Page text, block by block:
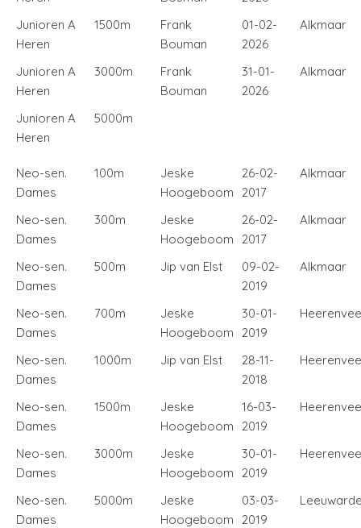
Junioren A
Heren
1500m
Frank
Bouman
01-02-
2026
Alkmaar
Junioren A
Heren
3000m
Frank
Bouman
31-01-
2026
Alkmaar
Junioren A
Heren
5000m
Neo-sen.
Dames
100m
Jeske
Hoogeboom
26-02-
2017
Alkmaar
Neo-sen.
Dames
300m
Jeske
Hoogeboom
26-02-
2017
Alkmaar
Neo-sen.
Dames
500m Jip van Elst
09-02-
2019
Alkmaar
Neo-sen.
Dames
700m
Jeske
Hoogeboom
30-01-
2019
Neo-sen.
Dames
1000m Jip van Elst
28-11-
2018
Neo-sen.
Dames
1500m
Jeske
Hoogeboom
16-03-
2019
Neo-sen.
Dames
3000m
Jeske
Hoogeboom
30-01-
2019
Neo-sen.
Dames
5000m
Jeske
Hoogeboom
03-03-
2019